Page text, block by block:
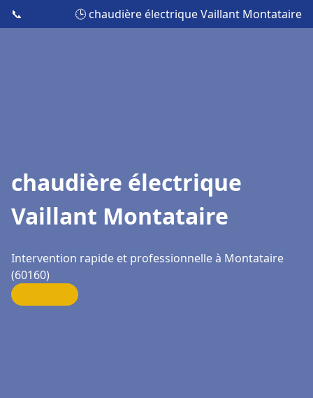
📞 🕒 chaudière électrique Vaillant Montataire
chaudière électrique
Vaillant Montataire
Intervention rapide et professionnelle à Montataire
(60160)